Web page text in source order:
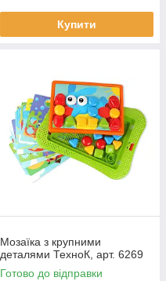
Купити
Мозаїка з крупними
деталями ТехноК, арт. 6269
Готово до відправки